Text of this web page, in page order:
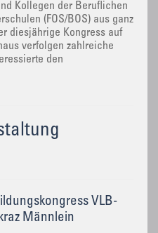
Kollegen der Beruflichen
(FOS/BOS) aus ganz
diesjährige Kongress auf
verfolgen zahlreiche
den
VLB-
Männlein